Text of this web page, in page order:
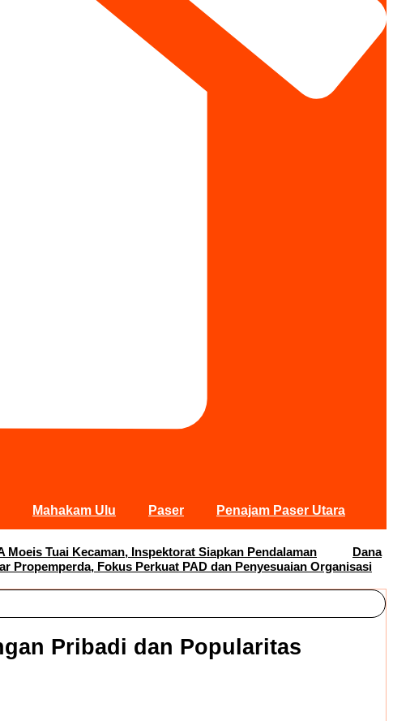
Mahakam Ulu Paser Penajam Paser Utara
Moeis Tuai Kecaman, Inspektorat Siapkan Pendalaman
Dana
Propemperda, Fokus Perkuat PAD dan Penyesuaian Organisasi
Pribadi dan Popularitas